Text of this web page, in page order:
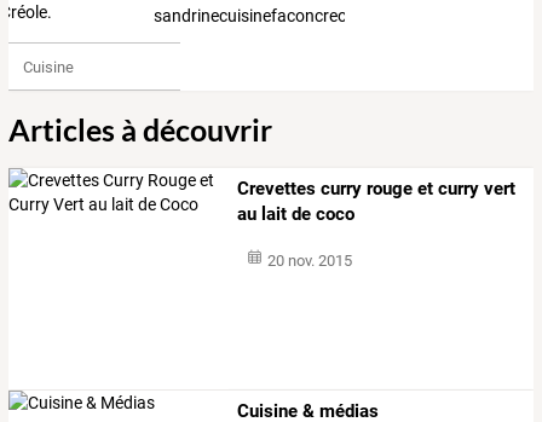
sandrinecuisinefaconcreole
Cuisine
Articles à découvrir
Crevettes curry rouge et curry vert
au lait de coco
20 nov. 2015
Cuisine & médias